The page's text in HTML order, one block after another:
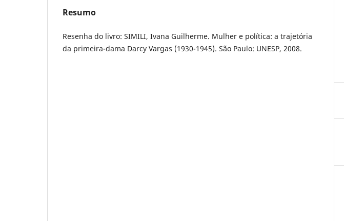
Resumo
Resenha do livro: SIMILI, Ivana Guilherme. Mulher e política: a trajetória
da primeira-dama Darcy Vargas (1930-1945). São Paulo: UNESP, 2008.